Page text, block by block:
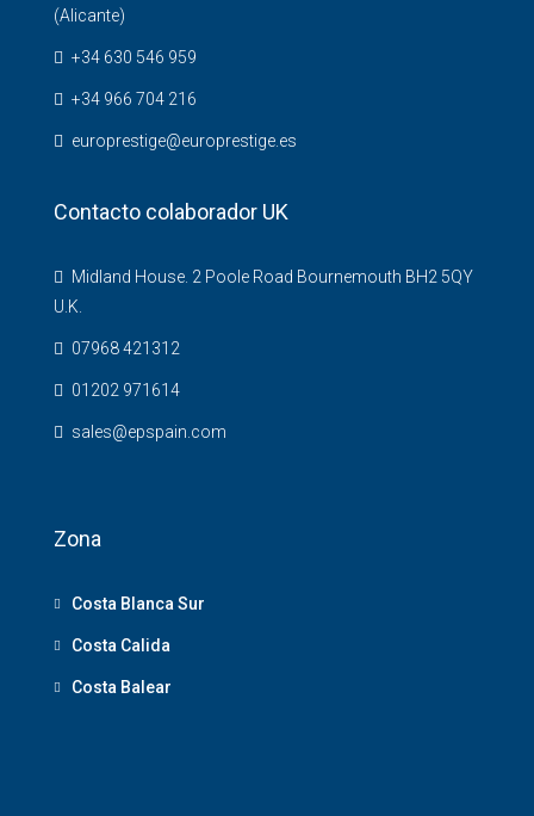
(Alicante)
+34 630 546 959
+34 966 704 216
europrestige@europrestige.es
Contacto colaborador UK
Midland House. 2 Poole Road Bournemouth BH2 5QY
U.K.
07968 421312
01202 971614
sales@epspain.com
Zona
Costa Blanca Sur
Costa Calida
Costa Balear